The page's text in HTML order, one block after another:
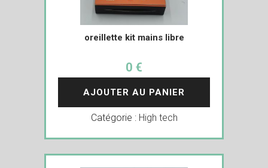
oreillette kit mains libre
0 €
AJOUTER AU PANIER
Catégorie : High tech